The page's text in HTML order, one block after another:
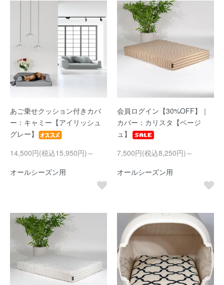
あご乗せクッション付きカバ
ー：キャミー【アイリッシュ
グレー】
14,500円(税込15,950円)～
オールシーズン用
会員ログイン【30%OFF】｜
カバー：カリスタ【ベージ
ュ】
7,500円(税込8,250円)～
オールシーズン用